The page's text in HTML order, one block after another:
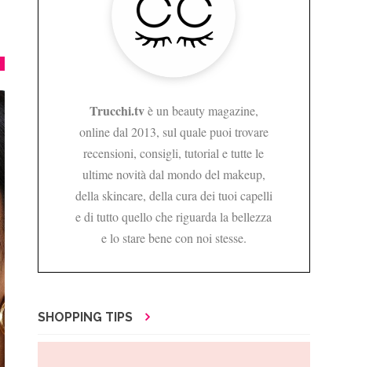
Trucchi.tvè un beauty magazine,
online dal 2013, sul quale puoi trovare
recensioni, consigli, tutorial e tutte le
ultime novità dal mondo del makeup,
della skincare, della cura dei tuoi capelli
e di tutto quello che riguarda la bellezza
e lo stare bene con noi stesse.
SHOPPING TIPS